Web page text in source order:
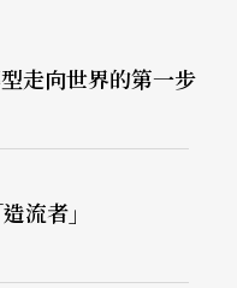
蹤跡，令人驚異的是
加，許多小朋友吵
持到二○○四年至○
例子：二○○二年由
走向世界的第一步
流者」